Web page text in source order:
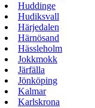
Huddinge
Hudiksvall
Härjedalen
Härnösand
Hässleholm
Jokkmokk
Järfälla
Jönköping
Kalmar
Karlskrona